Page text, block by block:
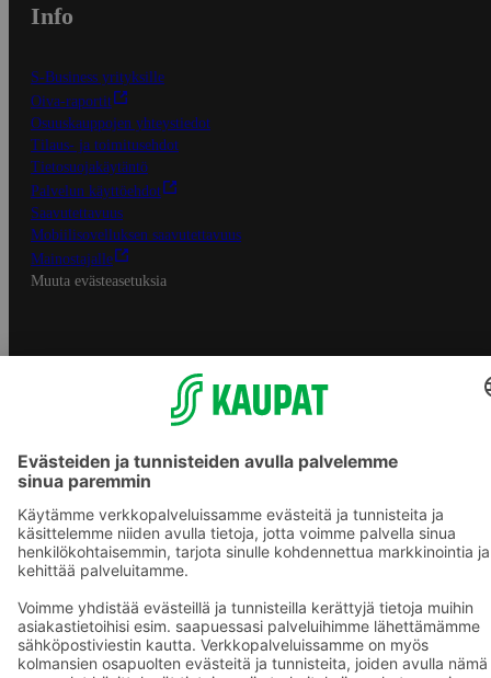
Info
S-Business yrityksille
Oiva-raportit
Osuuskauppojen yhteystiedot
Tilaus- ja toimitusehdot
Tietosuojakäytäntö
Palvelun käyttöehdot
Saavutettavuus
Mobiilisovelluksen saavutettavuus
Mainostajalle
Muuta evästeasetuksia
S-ryhmän palvelut
Asiakasomistajuus
Yhteishyvä Ruoka -sovellus
Prisma.fi
Sokos.fi
S-Pankki
Sokos Hotels
Raflaamo